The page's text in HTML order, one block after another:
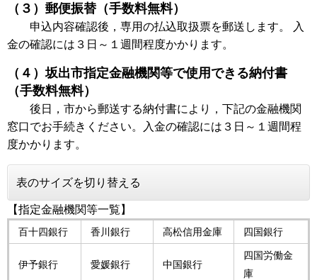
（３）郵便振替（手数料無料）
申込内容確認後，専用の払込取扱票を郵送します。 入
金の確認には３日～１週間程度かかります。
（４）坂出市指定金融機関等で使用できる納付書
（手数料無料）
後日，市から郵送する納付書により，下記の金融機関
窓口でお手続きください。入金の確認には３日～１週間程
度かかります。
表のサイズを切り替える
【指定金融機関等一覧】
百十四銀行 香川銀行 高松信用金庫 四国銀行
伊予銀行 愛媛銀行 中国銀行
四国労働金
庫